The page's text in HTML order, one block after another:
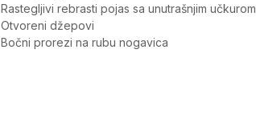
Rastegljivi rebrasti pojas sa unutrašnjim učkurom
Otvoreni džepovi
Bočni prorezi na rubu nogavica